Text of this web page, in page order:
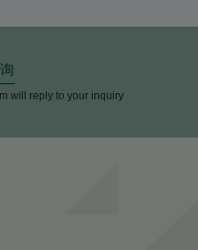
will reply to your inquiry